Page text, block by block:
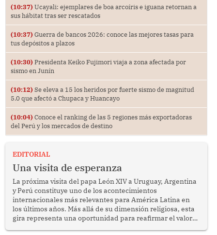
(10:37) Ucayali: ejemplares de boa arcoíris e iguana retornan a
sus hábitat tras ser rescatados
(10:37) Guerra de bancos 2026: conoce las mejores tasas para
tus depósitos a plazos
(10:30) Presidenta Keiko Fujimori viaja a zona afectada por
sismo en Junín
(10:12) Se eleva a 15 los heridos por fuerte sismo de magnitud
5.0 que afectó a Chupaca y Huancayo
(10:04) Conoce el ranking de las 5 regiones más exportadoras
del Perú y los mercados de destino
EDITORIAL
Una visita de esperanza
La próxima visita del papa León XIV a Uruguay, Argentina
y Perú constituye uno de los acontecimientos
internacionales más relevantes para América Latina en
los últimos años. Más allá de su dimensión religiosa, esta
gira representa una oportunidad para reafirmar el valor